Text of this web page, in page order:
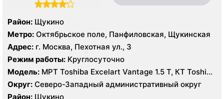
Район: Щукино
Метро: Октябрьское поле, Панфиловская, Щукинская
Адрес: г. Москва, Пехотная ул., 3
Режим работы: Круглосуточно
Модель: МРТ Toshiba Excelart Vantage 1.5 Т, КТ Toshiba
Aquilion 32 среза, УЗИ Toshiba Aplio 500, Medison
Sonoace X8
Округ: Северо-Западный административный округ
Район: Щукино